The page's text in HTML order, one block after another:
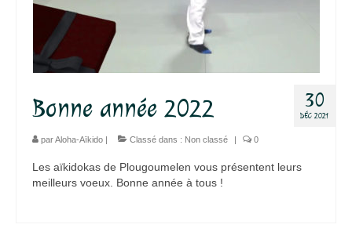
30
DÉC 2021
Bonne année 2022
parAloha-Aïkido | Classé dans : Non classé | 0
Les aïkidokas de Plougoumelen vous présentent leurs
meilleurs voeux. Bonne année à tous !